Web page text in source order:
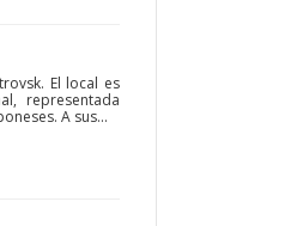
El local es
representada
A sus...